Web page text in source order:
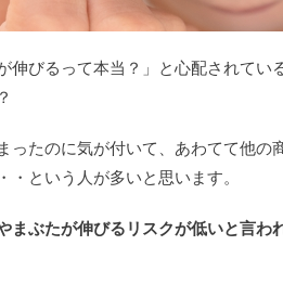
伸びるって本当？」と心配されてい
ったのに気が付いて、あわてて他の
という人が多いと思います。
まぶたが伸びるリスクが低いと言わ